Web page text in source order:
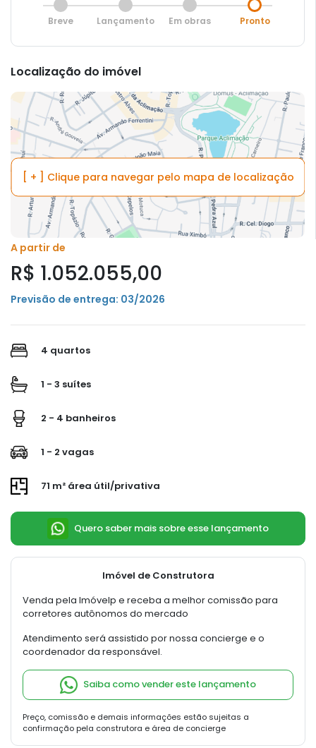
Breve Lançamento Em obras Pronto
Localização do imóvel
[ + ] Clique para navegar pelo mapa de localização
A partir de
R$ 1.052.055,00
Previsão de entrega: 03/2026
4 quartos
1 - 3 suítes
2 - 4 banheiros
1 - 2 vagas
71 m² área útil/privativa
Quero saber mais sobre esse lançamento
Imóvel de Construtora
Venda pela Imóvelp e receba a melhor comissão para
corretores autônomos do mercado
Atendimento será assistido por nossa concierge e o
coordenador da responsável.
Saiba como vender este lançamento
Preço, comissão e demais informações estão sujeitas a
confirmação pela construtora e área de concierge